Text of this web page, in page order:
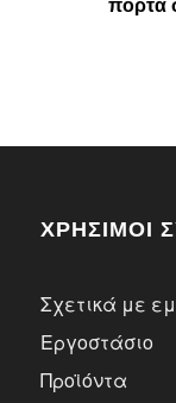
πόρτα
ΧΡΗΣΙΜΟΙ
Σχετικά με
Εργοστάσιο
Προϊόντα